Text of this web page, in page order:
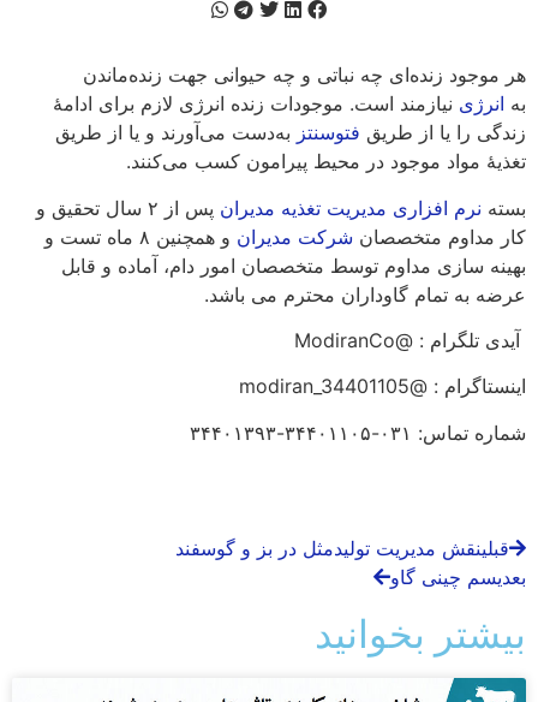
هر موجود زنده‌ای چه نباتی و چه حیوانی جهت زنده‌ماندن
به انرژی نیازمند است. موجودات زنده انرژی لازم برای ادامهٔ
زندگی را یا از طریق فتوسنتز به‌دست می‌آورند و یا از طریق
تغذیهٔ مواد موجود در محیط پیرامون کسب می‌کنند.
بسته نرم افزاری مدیریت تغذیه مدیران
پس از ۲ سال تحقیق و
کار مداوم متخصصان شرکت مدیران
و همچنین ۸ ماه تست و
بهینه سازی مداوم توسط متخصصان امور دام، آماده و قابل
عرضه به تمام گاوداران محترم می باشد.
آیدی تلگرام : @ModiranCo
اینستاگرام : @modiran_34401105
شماره تماس: ۰۳۱-۳۴۴۰۱۱۰۵-۳۴۴۰۱۳۹۳
قبلینقش مدیریت تولیدمثل در بز و گوسفند
بعدیسم چینی گاو
بیشتر بخوانید